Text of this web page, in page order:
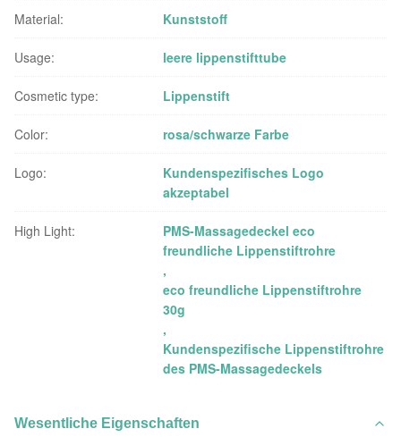
Material: Kunststoff
Usage: leere lippenstifttube
Cosmetic type: Lippenstift
Color: rosa/schwarze Farbe
Logo:
Kundenspezifisches Logo
akzeptabel
High Light:
PMS-Massagedeckel eco
freundliche Lippenstiftrohre
,
eco freundliche Lippenstiftrohre
30g
,
Kundenspezifische Lippenstiftrohre
des PMS-Massagedeckels
Wesentliche Eigenschaften